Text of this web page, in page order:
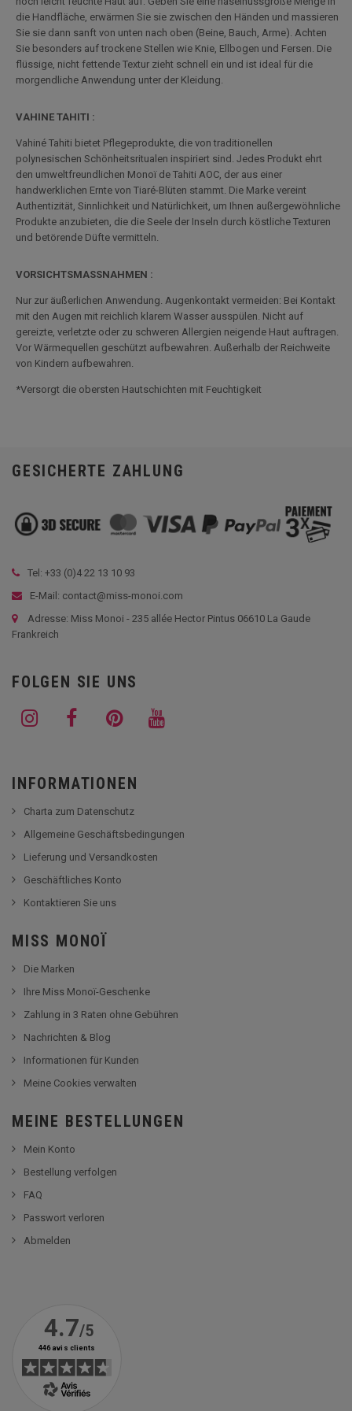
die Handfläche, erwärmen Sie sie zwischen den Händen und massieren
Sie sie dann sanft von unten nach oben (Beine, Bauch, Arme). Achten
Sie besonders auf trockene Stellen wie Knie, Ellbogen und Fersen. Die
flüssige, nicht fettende Textur zieht schnell ein und ist ideal für die
morgendliche Anwendung unter der Kleidung.
VAHINE TAHITI :
Vahiné Tahiti bietet Pflegeprodukte, die von traditionellen
polynesischen Schönheitsritualen inspiriert sind. Jedes Produkt ehrt
den umweltfreundlichen Monoï de Tahiti AOC, der aus einer
handwerklichen Ernte von Tiaré-Blüten stammt. Die Marke vereint
Authentizität, Sinnlichkeit und Natürlichkeit, um Ihnen außergewöhnliche
Produkte anzubieten, die die Seele der Inseln durch köstliche Texturen
und betörende Düfte vermitteln.
VORSICHTSMASSNAHMEN :
Nur zur äußerlichen Anwendung. Augenkontakt vermeiden: Bei Kontakt
mit den Augen mit reichlich klarem Wasser ausspülen. Nicht auf
gereizte, verletzte oder zu schweren Allergien neigende Haut auftragen.
Vor Wärmequellen geschützt aufbewahren. Außerhalb der Reichweite
von Kindern aufbewahren.
*Versorgt die obersten Hautschichten mit Feuchtigkeit
GESICHERTE ZAHLUNG
Tel: +33 (0)4 22 13 10 93
E-Mail: contact@miss-monoi.com
Adresse: Miss Monoi - 235 allée Hector Pintus 06610 La Gaude
Frankreich
FOLGEN SIE UNS
INFORMATIONEN
Charta zum Datenschutz
Allgemeine Geschäftsbedingungen
Lieferung und Versandkosten
Geschäftliches Konto
Kontaktieren Sie uns
MISS MONOÏ
Die Marken
Ihre Miss Monoï-Geschenke
Zahlung in 3 Raten ohne Gebühren
Nachrichten & Blog
Informationen für Kunden
Meine Cookies verwalten
MEINE BESTELLUNGEN
Mein Konto
Bestellung verfolgen
FAQ
Passwort verloren
Abmelden